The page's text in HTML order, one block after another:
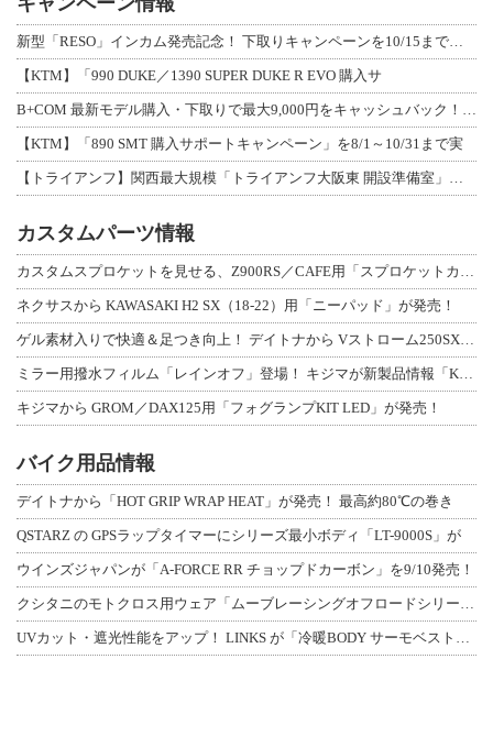
【KTM】「990 DUKE／1390 SUPER DUKE R EVO 購入サ
【KTM】「890 SMT 購入サポートキャンペーン」を8/1～10/31まで実
カスタムパーツ情報
ネクサスから KAWASAKI H2 SX（18-22）用「ニーパッド」が発売！
キジマから GROM／DAX125用「フォグランプKIT LED」が発売！
バイク用品情報
デイトナから「HOT GRIP WRAP HEAT」が発売！ 最高約80℃の巻き
QSTARZ の GPSラップタイマーにシリーズ最小ボディ「LT-9000S」が
ウインズジャパンが「A-FORCE RR チョップドカーボン」を9/10発売！